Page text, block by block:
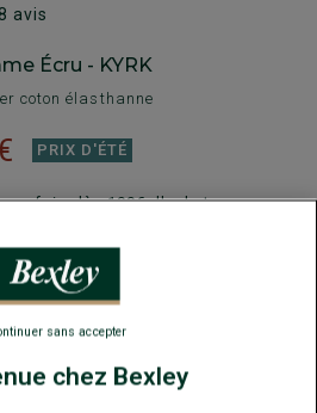
8 avis
Écru - KYRK
coton élasthanne
PRIX D'ÉTÉ
fois dès 199€ d'achat
chez Bexley
sans accepter